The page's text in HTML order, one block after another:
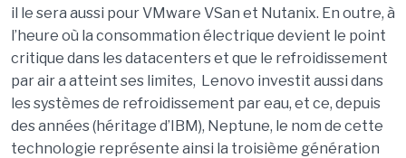
il le sera aussi pour VMware VSan et Nutanix. En outre, à
l’heure où la consommation électrique devient le point
critique dans les datacenters et que le refroidissement
par air a atteint ses limites, Lenovo investit aussi dans
les systèmes de refroidissement par eau, et ce, depuis
des années (héritage d’IBM), Neptune, le nom de cette
technologie représente ainsi la troisième génération